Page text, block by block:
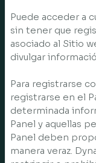
Puede acceder a
sin tener que
asociado al Sitio
divulgar
Para registrarse
registrarse en el
determinada
Panel y aquellas
Panel deben
manera veraz.